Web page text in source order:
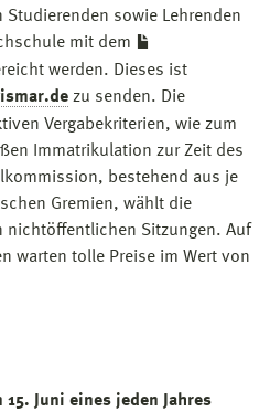
sowie Lehrenden
mit dem
werden. Dieses ist
zu senden. Die
Vergabekriterien, wie zum
Immatrikulation zur Zeit des
bestehend aus je
Gremien, wählt die
nichtöffentlichen Sitzungen. Auf
warten tolle Preise im Wert von
15. Juni eines jeden Jahres